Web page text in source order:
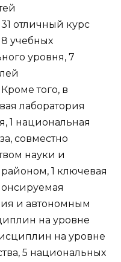
отличный курс
учебных
уровня, 7
того, в
лаборатория
1 национальная
совместно
науки и
1 ключевая
и автономным
на уровне
на уровне
5 национальных